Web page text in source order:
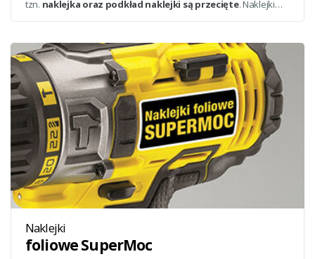
tzn. naklejka oraz podkład naklejki są przecięte. Naklejki
Naklejki
foliowe SuperMoc